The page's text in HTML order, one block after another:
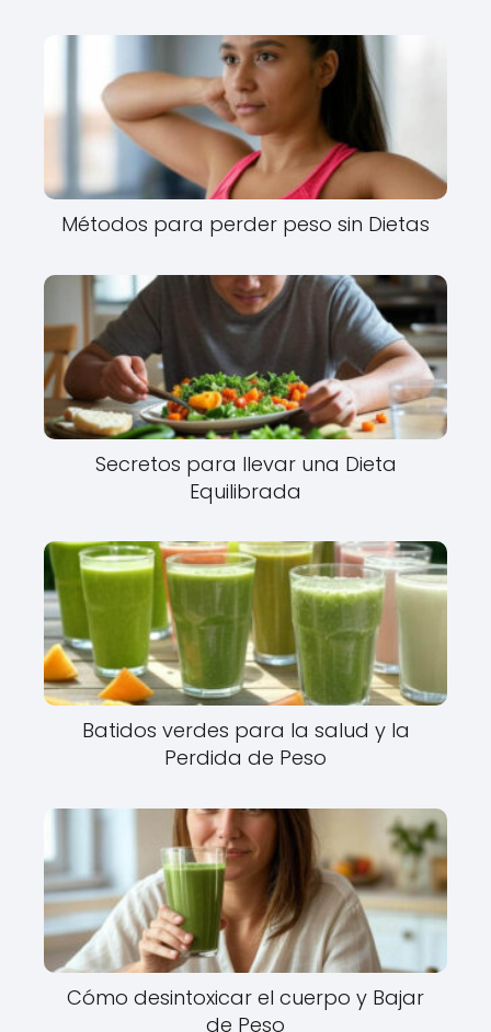
Métodos para perder peso sin Dietas
Secretos para llevar una Dieta
Equilibrada
Batidos verdes para la salud y la
Perdida de Peso
Cómo desintoxicar el cuerpo y Bajar
de Peso